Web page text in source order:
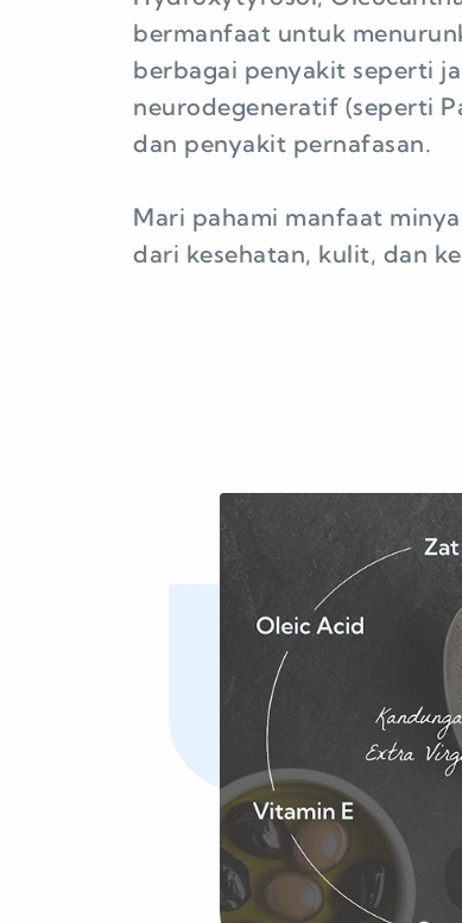
bermanfaat untuk
berbagai penyakit seperti
neurodegeneratif (seperti
dan penyakit pernafasan.
Mari pahami manfaat
dari kesehatan, kulit, dan